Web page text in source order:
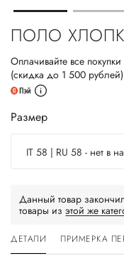
ПОЛО
Оплачивайте все
(скидка до 1 500
Размер
IT 58 | RU 58 - нет в
Данный товар
товары из этой же
ДЕТАЛИ ПРИМЕРКА